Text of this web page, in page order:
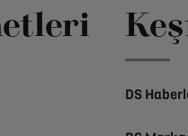
DS